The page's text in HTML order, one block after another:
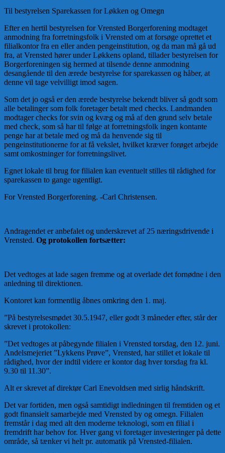
Til bestyrelsen Sparekassen for Løkken og Omegn
Efter en hertil bestyrelsen for Vrensted Borgerforening modtaget
anmodning fra forretningsfolk i Vrensted om at forsøge oprettet et
filialkontor fra en eller anden pengeinstitution, og da man må gå ud
fra, at Vrensted hører under Løkkens opland, tillader bestyrelsen for
Borgerforeningen sig hermed at tilsende denne anmodning
desangående til den ærede bestyrelse for sparekassen og håber, at
denne vil tage velvilligt imod sagen.
Som det jo også er den ærede bestyrelse bekendt bliver så godt som
alle betalinger som folk foretager betalt med checks. Landmanden
modtager checks for svin og kvæg og må af den grund selv betale
med check, som så har til følge at forretningsfolk ingen kontante
penge har at betale med og må da henvende sig til
pengeinstitutionerne for at få vekslet, hvilket kræver forøget arbejde
samt omkostninger for forretningslivet.
Egnet lokale til brug for filialen kan eventuelt stilles til rådighed for
sparekassen to gange ugentligt.
For Vrensted Borgerforening. -Carl Christensen.
Andragendet er anbefalet og underskrevet af 25 næringsdrivende i
Vrensted. Og protokollen fortsætter:
Det vedtoges at lade sagen fremme og at overlade det fornødne i den
anledning til direktionen.
Kontoret kan formentlig åbnes omkring den 1. maj.
”På bestyrelsesmødet 30.5.1947, eller godt 3 måneder efter, står der
skrevet i protokollen:
”Det vedtoges at påbegynde filialen i Vrensted torsdag, den 12. juni.
Andelsmejeriet ”Lykkens Prøve”, Vrensted, har stillet et lokale til
rådighed, hvor der indtil videre er kontor dag hver torsdag fra kl.
9.30 til 11.30”.
Alt er skrevet af direktør Carl Enevoldsen med sirlig håndskrift.
Det var fortiden, men også samtidigt indledningen til fremtiden og et
godt finansielt samarbejde med Vrensted by og omegn. Filialen
fremstår i dag med alt den moderne teknologi, som en filial i
fremdrift har behov for. Hver gang vi foretager investeringer på dette
område, så tænker vi helt pr. automatik på Vrensted-filialen.